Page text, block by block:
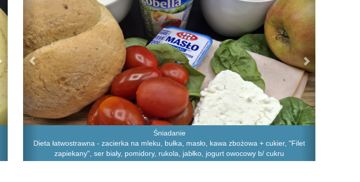
Śniadanie
Dieta łatwostrawna - zacierka na mleku, bułka, masło, kawa zbożowa + cukier, "Filet
zapiekany", ser biały, pomidory, rukola, jabłko, jogurt owocowy b/ cukru